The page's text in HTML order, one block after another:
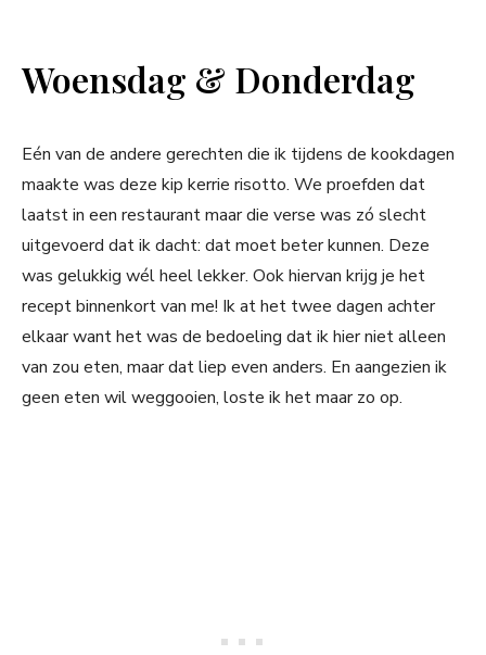
Woensdag & Donderdag
Eén van de andere gerechten die ik tijdens de kookdagen
maakte was deze kip kerrie risotto. We proefden dat
laatst in een restaurant maar die verse was zó slecht
uitgevoerd dat ik dacht: dat moet beter kunnen. Deze
was gelukkig wél heel lekker. Ook hiervan krijg je het
recept binnenkort van me! Ik at het twee dagen achter
elkaar want het was de bedoeling dat ik hier niet alleen
van zou eten, maar dat liep even anders. En aangezien ik
geen eten wil weggooien, loste ik het maar zo op.